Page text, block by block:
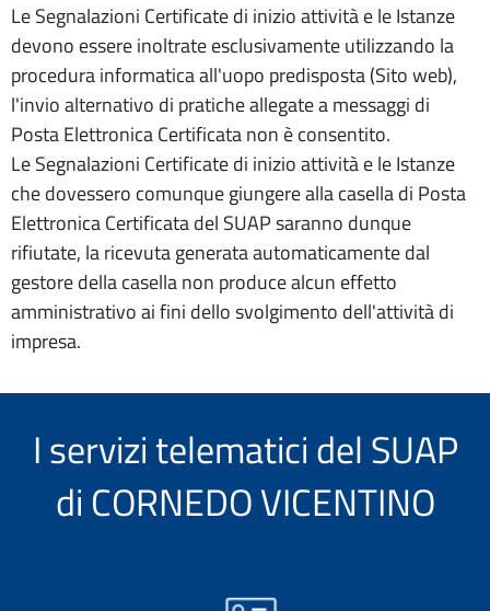
Le Segnalazioni Certificate di inizio attività e le Istanze
devono essere inoltrate esclusivamente utilizzando la
procedura informatica all'uopo predisposta (Sito web),
l'invio alternativo di pratiche allegate a messaggi di
Posta Elettronica Certificata non è consentito.
Le Segnalazioni Certificate di inizio attività e le Istanze
che dovessero comunque giungere alla casella di Posta
Elettronica Certificata del SUAP saranno dunque
rifiutate, la ricevuta generata automaticamente dal
gestore della casella non produce alcun effetto
amministrativo ai fini dello svolgimento dell'attività di
impresa.
I servizi telematici del SUAP
di CORNEDO VICENTINO